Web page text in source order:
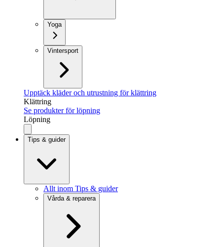
Yoga
Vintersport
Upptäck kläder och utrustning för klättring
Klättring
Se produkter för löpning
Löpning
Tips & guider
Allt inom Tips & guider
Vårda & reparera